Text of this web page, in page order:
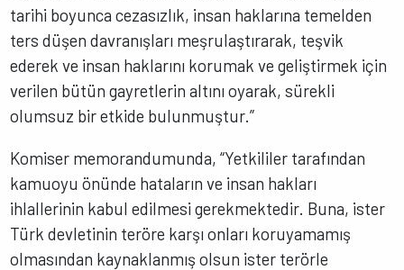
tarihi boyunca cezasızlık, insan haklarına temelden
ters düşen davranışları meşrulaştırarak, teşvik
ederek ve insan haklarını korumak ve geliştirmek için
verilen bütün gayretlerin altını oyarak, sürekli
olumsuz bir etkide bulunmuştur.”
Komiser memorandumunda, “Yetkililer tarafından
kamuoyu önünde hataların ve insan hakları
ihlallerinin kabul edilmesi gerekmektedir. Buna, ister
Türk devletinin teröre karşı onları koruyamamış
olmasından kaynaklanmış olsun ister terörle